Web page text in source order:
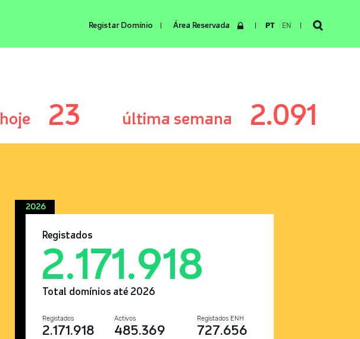
Registar Domínio Área Reservada PT EN
hoje 23 última semana 2.091
2026
Registados
2.171.918
Total domínios até 2026
Registados
2.171.918
Activos
485.369
Registados ENH
727.656